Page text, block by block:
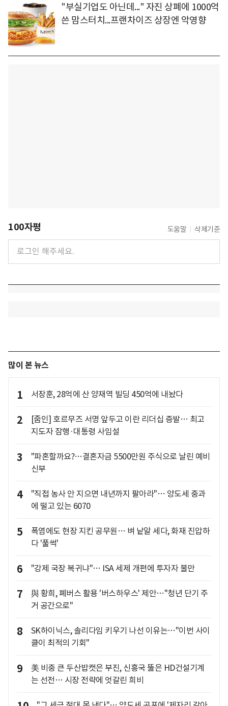
"부실기업도 아닌데..." 자진 상폐에 1000억
쓴 맘스터치...프랜차이즈 상장엔 악영향
100자평 도움말 삭제기준
많이 본 뉴스
1 서장훈, 28억에 산 양재역 빌딩 450억에 내놨다
2
[줌인] 호르무즈 서명 앞두고 이란 리더십 증발… 최고
지도자 잠행·대통령 사임설
3
"파혼할까요?…결혼자금 5500만원 주식으로 날린 예비
신부
4
"직접 농사 안 지으면 내년까지 팔아라"… 양도세 중과
에 떨고 있는 6070
5
폭염에도 현장 지킨 공무원… 벼 낱알 세다, 화재 진압하
다 '풀썩'
6 "강제 국장 복귀냐"… ISA 세제 개편에 투자자 불만
7
與 황희, 폐버스 활용 '버스하우스' 제안…"청년 단기 주
거 공간으로"
8
SK하이닉스, 솔리다임 키우기 나선 이유는…"이번 사이
클이 최적의 기회"
9
美 비중 큰 두산밥캣은 부진, 신흥국 뚫은 HD건설기계
는 선전… 시장 전략에 엇갈린 희비